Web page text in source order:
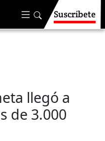
Suscríbete
llegó a
de 3.000